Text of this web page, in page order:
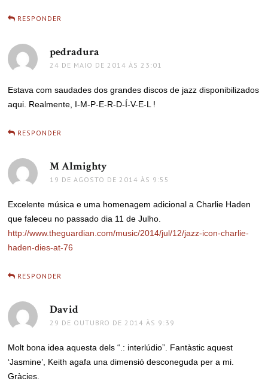
RESPONDER
pedradura
24 DE MAIO DE 2014 ÀS 23:01
Estava com saudades dos grandes discos de jazz disponibilizados
aqui. Realmente, I-M-P-E-R-D-Í-V-E-L !
RESPONDER
M Almighty
19 DE AGOSTO DE 2014 ÀS 9:55
Excelente música e uma homenagem adicional a Charlie Haden
que faleceu no passado dia 11 de Julho.
http://www.theguardian.com/music/2014/jul/12/jazz-icon-charlie-
haden-dies-at-76
RESPONDER
David
29 DE OUTUBRO DE 2014 ÀS 9:39
Molt bona idea aquesta dels “.: interlúdio”. Fantàstic aquest
‘Jasmine’, Keith agafa una dimensió desconeguda per a mi.
Gràcies.